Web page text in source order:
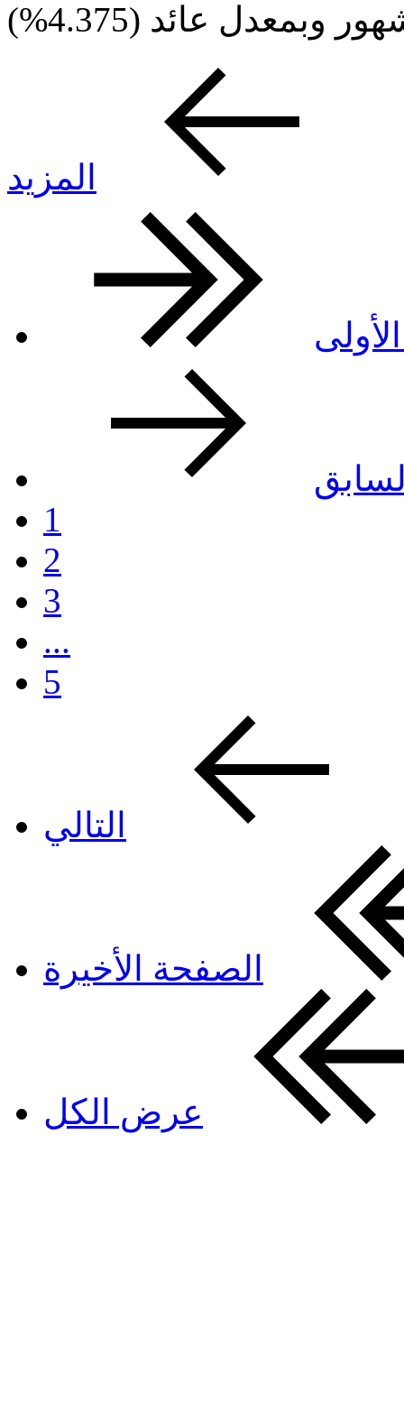
المزيد
1
2
3
...
5
التالي
الصفحة الأخيرة
عرض الكل